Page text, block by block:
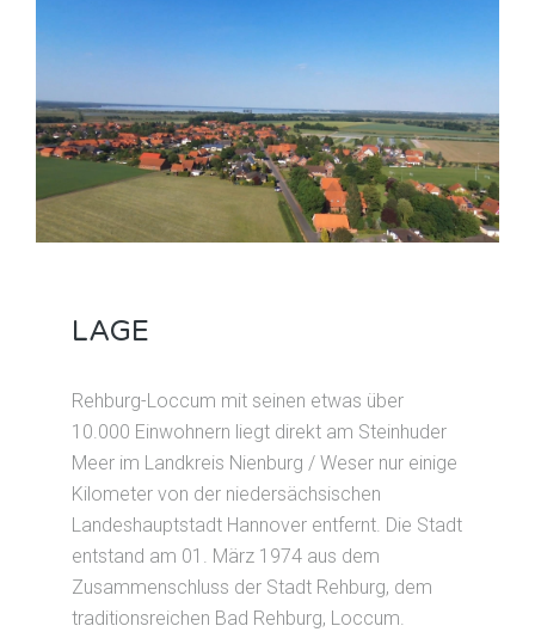
LAGE
Rehburg-Loccum mit seinen etwas über
10.000 Einwohnern liegt direkt am Steinhuder
Meer im Landkreis Nienburg / Weser nur einige
Kilometer von der niedersächsischen
Landeshauptstadt Hannover entfernt. Die Stadt
entstand am 01. März 1974 aus dem
Zusammenschluss der Stadt Rehburg, dem
traditionsreichen Bad Rehburg, Loccum.